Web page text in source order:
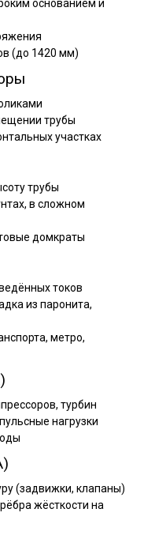
основанием и
(до 1420 мм)
трубы
участках
трубы
в сложном
домкраты
токов
из паронита,
метро,
турбин
нагрузки
(задвижки, клапаны)
жёсткости на